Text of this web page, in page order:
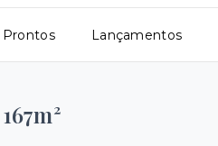
Lançamentos